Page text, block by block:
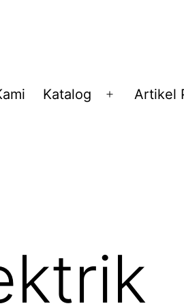
Katalog
Buka
Artikel